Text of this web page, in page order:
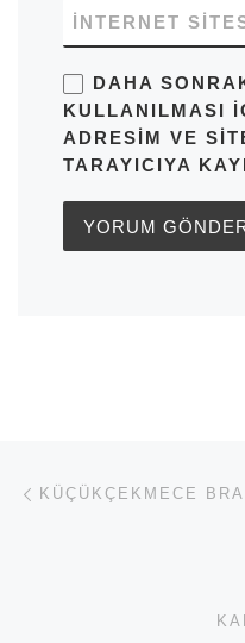
İNTERNET
DAHA
KULLANILMASI
ADRESIM VE
TARAYICIYA
Yazı dolaşımı
KÜÇÜKÇEKMECE